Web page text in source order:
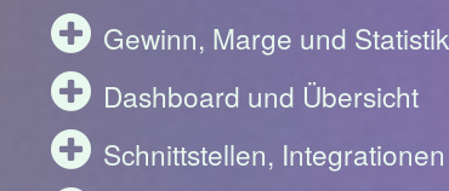
Gewinn, Marge und
Dashboard und Übersicht
Schnittstellen,